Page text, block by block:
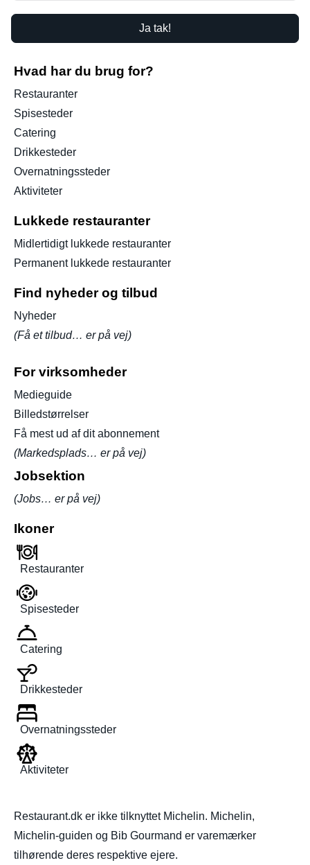
Ja tak!
Hvad har du brug for?
Restauranter
Spisesteder
Catering
Drikkesteder
Overnatningssteder
Aktiviteter
Lukkede restauranter
Midlertidigt lukkede restauranter
Permanent lukkede restauranter
Find nyheder og tilbud
Nyheder
(Få et tilbud… er på vej)
For virksomheder
Medieguide
Billedstørrelser
Få mest ud af dit abonnement
(Markedsplads… er på vej)
Jobsektion
(Jobs… er på vej)
Ikoner
Restauranter
Spisesteder
Catering
Drikkesteder
Overnatningssteder
Aktiviteter
Restaurant.dk er ikke tilknyttet Michelin. Michelin,
Michelin-guiden og Bib Gourmand er varemærker
tilhørende deres respektive ejere.